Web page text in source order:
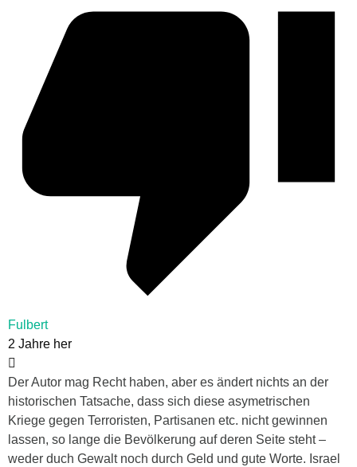
Fulbert
2 Jahre her
Der Autor mag Recht haben, aber es ändert nichts an der
historischen Tatsache, dass sich diese asymetrischen
Kriege gegen Terroristen, Partisanen etc. nicht gewinnen
lassen, so lange die Bevölkerung auf deren Seite steht –
weder duch Gewalt noch durch Geld und gute Worte. Israel